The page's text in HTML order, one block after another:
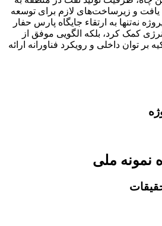
یافت و زیرساخت‌های لازم برای توسعه
نه‌تنها به ارتقاء جایگاه پارس حفار
کمک کرد، بلکه الگویی موفق از
بر توان داخلی و رویکرد فناورانه ارائه
نمونه ملی